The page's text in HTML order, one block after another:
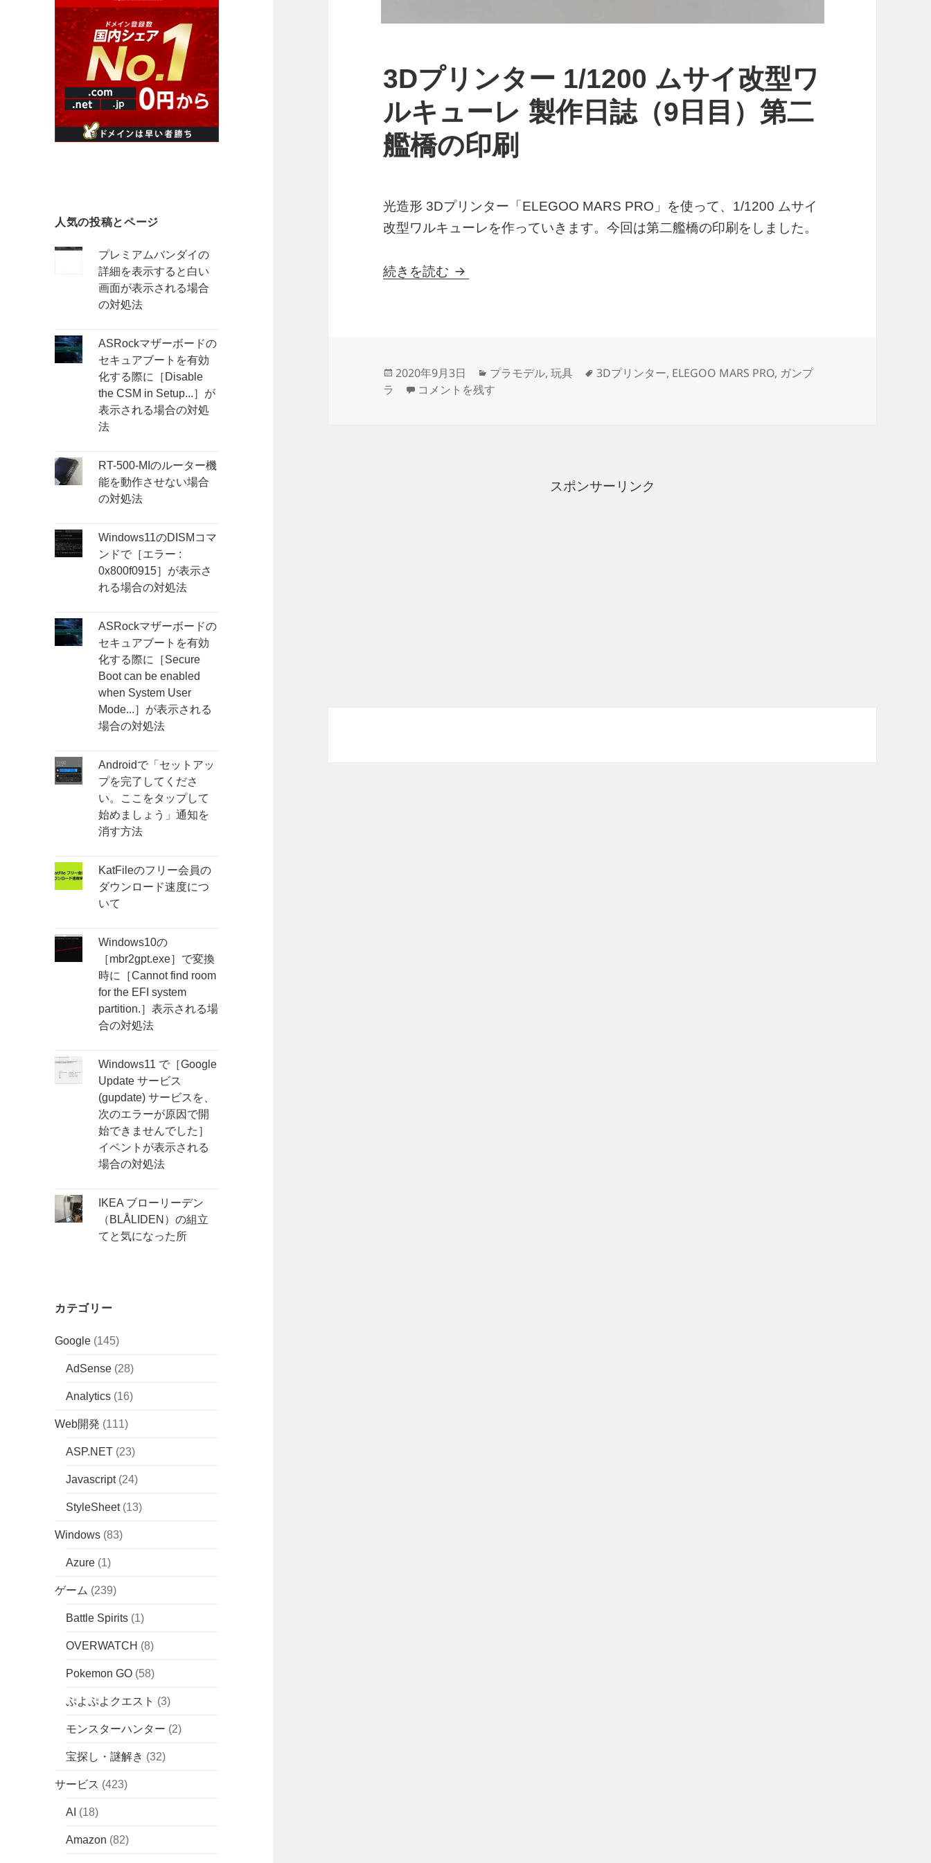
人気の投稿とページ
プレミアムバンダイの
詳細を表示すると白い
画面が表示される場合
の対処法
ASRockマザーボードの
セキュアブートを有効
化する際に［Disable
the CSM in Setup...］が
表示される場合の対処
法
RT-500-MIのルーター機
能を動作させない場合
の対処法
Windows11のDISMコマ
ンドで［エラー :
0x800f0915］が表示さ
れる場合の対処法
ASRockマザーボードの
セキュアブートを有効
化する際に［Secure
Boot can be enabled
when System User
Mode...］が表示される
場合の対処法
Androidで「セットアッ
プを完了してくださ
い。ここをタップして
始めましょう」通知を
消す方法
KatFileのフリー会員の
ダウンロード速度につ
いて
Windows10の
［mbr2gpt.exe］で変換
時に［Cannot find room
for the EFI system
partition.］表示される場
合の対処法
Windows11 で［Google
Update サービス
(gupdate) サービスを、
次のエラーが原因で開
始できませんでした］
イベントが表示される
場合の対処法
IKEA ブローリーデン
（BLÅLIDEN）の組立
てと気になった所
カテゴリー
Google (145)
AdSense (28)
Analytics (16)
Web開発 (111)
ASP.NET (23)
Javascript(24)
StyleSheet(13)
Windows (83)
Azure (1)
ゲーム (239)
Battle Spirits (1)
OVERWATCH (8)
Pokemon GO (58)
ぷよぷよクエスト (3)
モンスターハンター (2)
宝探し・謎解き (32)
サービス (423)
AI (18)
Amazon (82)
3Dプリンター 1/1200 ムサイ改型ワ
ルキューレ 製作日誌（9日目）第二
艦橋の印刷
光造形 3Dプリンター「ELEGOO MARS PRO」を使って、1/1200 ムサイ
改型ワルキューレを作っていきます。今回は第二艦橋の印刷をしました。
続きを読む 3Dプリンター 1/1200 ムサイ改型ワルキューレ 製作日誌（9日目）第二艦橋の印
投
2020年9月3日
カ
テ
プラモデル,玩具
タ
3Dプリンター, ELEGOO MARS PRO, ガンプ
ラ
3Dプリンター 1/1200 ムサイ改型ワルキューレ 製作日誌（9日目）第二艦橋の印刷 に
コメントを残す
スポンサーリンク